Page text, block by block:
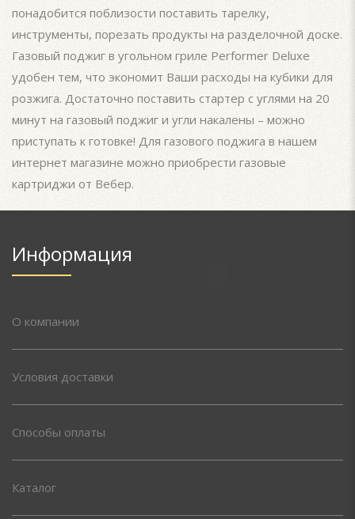
понадобится поблизости поставить тарелку,
инструменты, порезать продукты на разделочной доске.
Газовый поджиг в угольном гриле Performer Deluxe
удобен тем, что экономит Ваши расходы на кубики для
розжига. Достаточно поставить стартер с углями на 20
минут на газовый поджиг и угли накалены – можно
приступать к готовке! Для газового поджига в нашем
интернет магазине можно приобрести газовые
картриджи от Вебер.
Информация
О компании
Условия доставки
Способы оплаты
Каталог